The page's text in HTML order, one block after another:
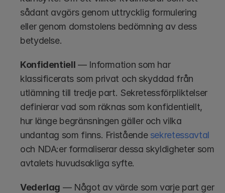
sådant avgörs genom uttrycklig formulering
eller genom domstolens bedömning av dess
betydelse.
Konfidentiell — Information som har
klassificerats som privat och skyddad från
utlämning till tredje part. Sekretessförpliktelser
definierar vad som räknas som konfidentiellt,
hur länge begränsningen gäller och vilka
undantag som finns. Fristående sekretessavtal
och NDA:er formaliserar dessa skyldigheter som
avtalets huvudsakliga syfte.
Vederlag — Något av värde som varje part ger